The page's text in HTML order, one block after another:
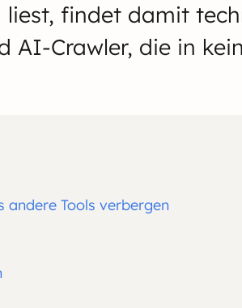
liest, findet damit
AI-Crawler, die in
andere Tools verbergen